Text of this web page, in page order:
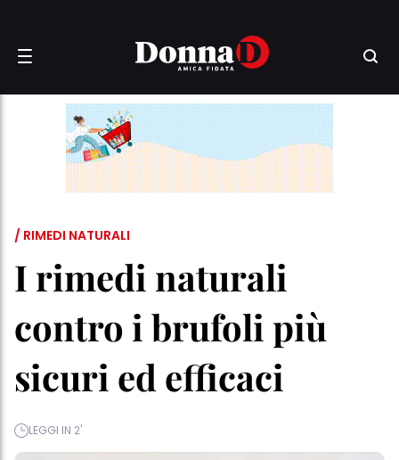
/ RIMEDI NATURALI
I rimedi naturali
contro i brufoli più
sicuri ed efficaci
LEGGI IN 2'